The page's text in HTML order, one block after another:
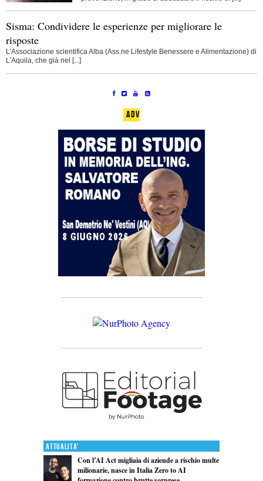
Sisma: Condividere le esperienze per migliorare le
risposte
L’Associazione scientifica Alba (Ass.ne Lifestyle Benessere e Alimentazione) di
L’Aquila, che già nel [...]
ADV
Attualita'
Con l’AI Act migliaia di aziende a rischio multe
milionarie, nasce in Italia Zero to AI